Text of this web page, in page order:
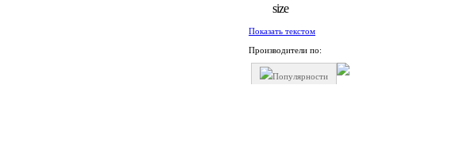
Показать текстом
Производители по:
Популярности